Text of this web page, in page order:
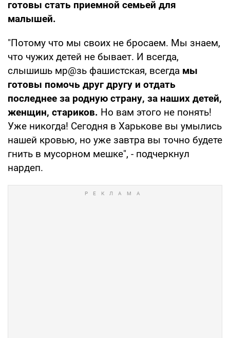
готовы стать приемной семьей для
малышей.
"Потому что мы своих не бросаем. Мы знаем,
что чужих детей не бывает. И всегда,
слышишь мр@зь фашистская, всегда мы
готовы помочь друг другу и отдать
последнее за родную страну, за наших детей,
женщин, стариков. Но вам этого не понять!
Уже никогда! Сегодня в Харькове вы умылись
нашей кровью, но уже завтра вы точно будете
гнить в мусорном мешке", - подчеркнул
нардеп.